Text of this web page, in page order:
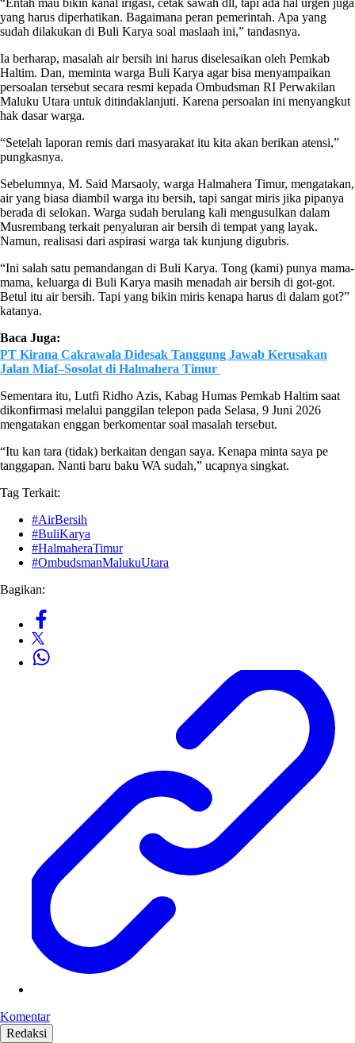
yang harus diperhatikan. Bagaimana peran pemerintah. Apa yang
sudah dilakukan di Buli Karya soal maslaah ini,” tandasnya.
Ia berharap, masalah air bersih ini harus diselesaikan oleh Pemkab
Haltim. Dan, meminta warga Buli Karya agar bisa menyampaikan
persoalan tersebut secara resmi kepada Ombudsman RI Perwakilan
Maluku Utara untuk ditindaklanjuti. Karena persoalan ini menyangkut
hak dasar warga.
“Setelah laporan remis dari masyarakat itu kita akan berikan atensi,”
pungkasnya.
Sebelumnya, M. Said Marsaoly, warga Halmahera Timur, mengatakan,
air yang biasa diambil warga itu bersih, tapi sangat miris jika pipanya
berada di selokan. Warga sudah berulang kali mengusulkan dalam
Musrembang terkait penyaluran air bersih di tempat yang layak.
Namun, realisasi dari aspirasi warga tak kunjung digubris.
“Ini salah satu pemandangan di Buli Karya. Tong (kami) punya mama-
mama, keluarga di Buli Karya masih menadah air bersih di got-got.
Betul itu air bersih. Tapi yang bikin miris kenapa harus di dalam got?”
katanya.
Baca Juga:
PT Kirana Cakrawala Didesak Tanggung Jawab Kerusakan
Jalan Miaf–Sosolat di Halmahera Timur
Sementara itu, Lutfi Ridho Azis, Kabag Humas Pemkab Haltim saat
dikonfirmasi melalui panggilan telepon pada Selasa, 9 Juni 2026
mengatakan enggan berkomentar soal masalah tersebut.
“Itu kan tara (tidak) berkaitan dengan saya. Kenapa minta saya pe
tanggapan. Nanti baru baku WA sudah,” ucapnya singkat.
Tag Terkait:
#AirBersih
#BuliKarya
#HalmaheraTimur
#OmbudsmanMalukuUtara
Bagikan:
Komentar
Redaksi